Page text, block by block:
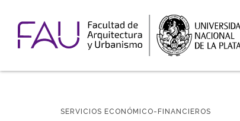
SERVICIOS ECONÓMICO-FINANCIEROS